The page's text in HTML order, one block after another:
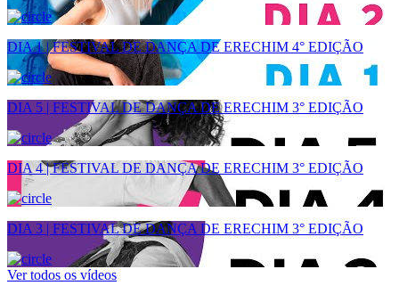
DIA 1 | FESTIVAL DE DANÇA DE ERECHIM 4° EDIÇÃO
DIA 5 | FESTIVAL DE DANÇA DE ERECHIM 3° EDIÇÃO
DIA 4 | FESTIVAL DE DANÇA DE ERECHIM 3° EDIÇÃO
DIA 3 | FESTIVAL DE DANÇA DE ERECHIM 3° EDIÇÃO
Ver todos os vídeos